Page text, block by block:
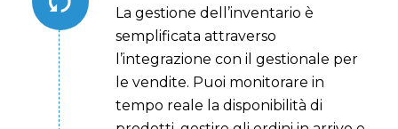
La gestione dell’inventario è
semplificata attraverso
l’integrazione con il gestionale per
le vendite. Puoi monitorare in
tempo reale la disponibilità di